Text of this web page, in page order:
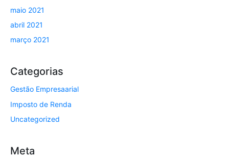
maio 2021
abril 2021
março 2021
Categorias
Gestão Empresaarial
Imposto de Renda
Uncategorized
Meta